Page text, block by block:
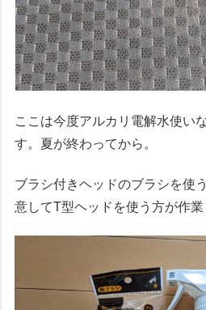
ここは今度アルカリ電解水使い
す。夏が終わってから。
ブラシ付きヘッドのブラシを使
意してT型ヘッドを使う方が作業